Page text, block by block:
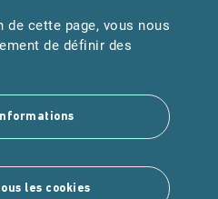
nous
de cette page, vous nous
de définir des
les cookies